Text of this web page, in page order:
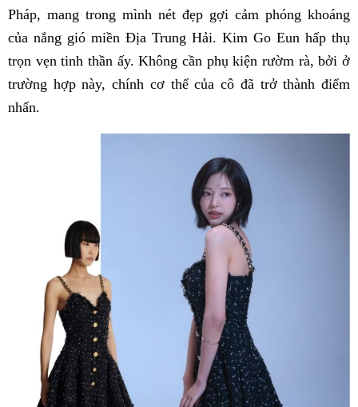
Pháp, mang trong mình nét đẹp gợi cảm phóng khoáng
của nắng gió miền Địa Trung Hải. Kim Go Eun hấp thụ
trọn vẹn tinh thần ấy. Không cần phụ kiện rườm rà, bởi ở
trường hợp này, chính cơ thể của cô đã trở thành điểm
nhấn.